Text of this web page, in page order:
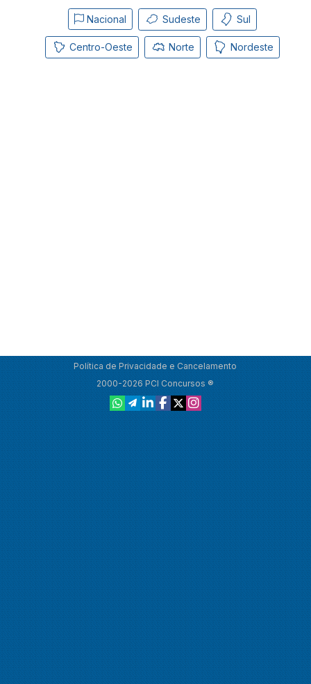
Nacional Sudeste Sul
Centro-Oeste Norte Nordeste
Política de Privacidade e Cancelamento
2000-2026 PCI Concursos ®